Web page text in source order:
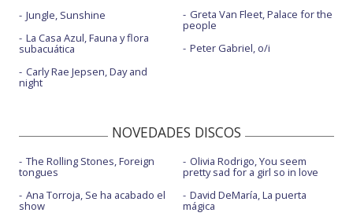
Jungle, Sunshine
La Casa Azul, Fauna y flora
subacuática
Carly Rae Jepsen, Day and
night
Greta Van Fleet, Palace for the
people
Peter Gabriel, o/i
NOVEDADES DISCOS
The Rolling Stones, Foreign
tongues
Ana Torroja, Se ha acabado el
show
Olivia Rodrigo, You seem
pretty sad for a girl so in love
David DeMaría, La puerta
mágica